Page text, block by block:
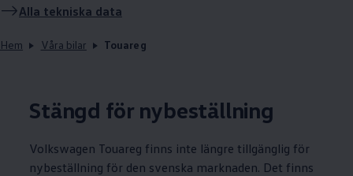
Alla tekniska data
Hem Våra bilar Touareg
Stängd för nybeställning
Volkswagen Touareg finns inte längre tillgänglig för
nybeställning för den svenska marknaden. Det finns